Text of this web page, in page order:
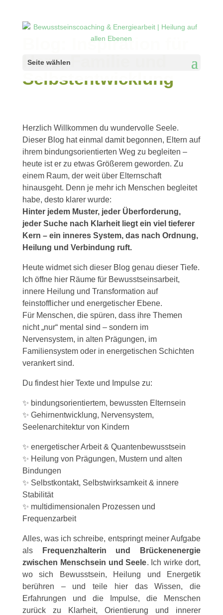
Seite wählen
Blog: Inspiration für
Herz, Familie und
Selbstentwicklung
Herzlich Willkommen du wundervolle Seele.
Dieser Blog hat einmal damit begonnen, Eltern auf
ihrem bindungsorientierten Weg zu begleiten –
heute ist er zu etwas Größerem geworden. Zu
einem Raum, der weit über Elternschaft
hinausgeht. Denn je mehr ich Menschen begleitet
habe, desto klarer wurde:
Hinter jedem Muster, jeder Überforderung,
jeder Suche nach Klarheit liegt ein viel tieferer
Kern – ein inneres System, das nach Ordnung,
Heilung und Verbindung ruft.
Heute widmet sich dieser Blog genau dieser Tiefe.
Ich öffne hier Räume für Bewusstseinsarbeit,
innere Heilung und Transformation auf
feinstofflicher und energetischer Ebene.
Für Menschen, die spüren, dass ihre Themen
nicht „nur“ mental sind – sondern im
Nervensystem, in alten Prägungen, im
Familiensystem oder in energetischen Schichten
verankert sind.
Du findest hier Texte und Impulse zu:
✨ bindungsorientiertem, bewussten Elternsein
✨ Gehirnentwicklung, Nervensystem,
Seelenarchitektur von Kindern
✨ energetischer Arbeit & Quantenbewusstsein
✨ Heilung von Prägungen, Mustern und alten
Bindungen
✨ Selbstkontakt, Selbstwirksamkeit & innere
Stabilität
✨ multidimensionalen Prozessen und
Frequenzarbeit
Alles, was ich schreibe, entspringt meiner Aufgabe
als
Frequenzhalterin und Brückenenergie
zwischen Menschsein und Seele. Ich wirke dort,
wo sich Bewusstsein, Heilung und Energetik
berühren – und teile hier das Wissen, die
Erfahrungen und die Impulse, die Menschen
zurück zu Klarheit, Orientierung und innerer